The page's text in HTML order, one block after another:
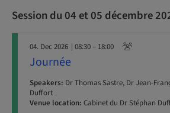
Session du 04 et 05 décembre
04. Dec 2026 | 08:30 – 18:00
Journée
Speakers: Dr Thomas Sastre, Dr Jean-
Duffort
Venue location: Cabinet du Dr Stéphan